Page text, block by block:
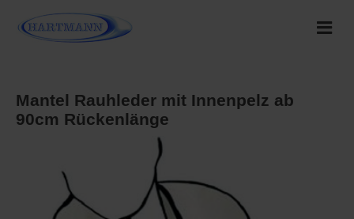
Mantel Rauhleder mit Innenpelz ab
90cm Rückenlänge